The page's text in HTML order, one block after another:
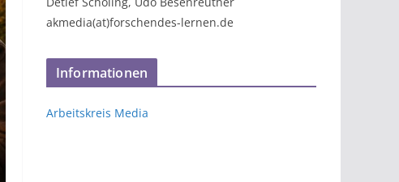
akmedia(at)forschendes-lernen.de
Informationen
Arbeitskreis Media